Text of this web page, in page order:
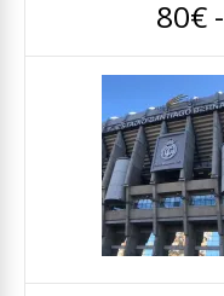
80€